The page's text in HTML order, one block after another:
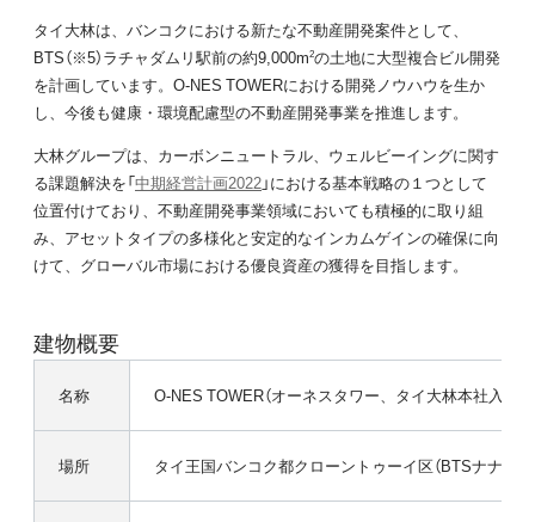
タイ大林は、バンコクにおける新たな不動産開発案件として、
BTS（※5）ラチャダムリ駅前の約9,000m2の土地に大型複合ビル開発
を計画しています。O-NES TOWERにおける開発ノウハウを生か
し、今後も健康・環境配慮型の不動産開発事業を推進します。
大林グループは、カーボンニュートラル、ウェルビーイングに関す
る課題解決を「中期経営計画2022」における基本戦略の１つとして
位置付けており、不動産開発事業領域においても積極的に取り組
み、アセットタイプの多様化と安定的なインカムゲインの確保に向
けて、グローバル市場における優良資産の獲得を目指します。
建物概要
名称 O-NES TOWER（オーネスタワー、タイ大林本社入居）
場所 タイ王国バンコク都クローントゥーイ区（BTSナナ駅直